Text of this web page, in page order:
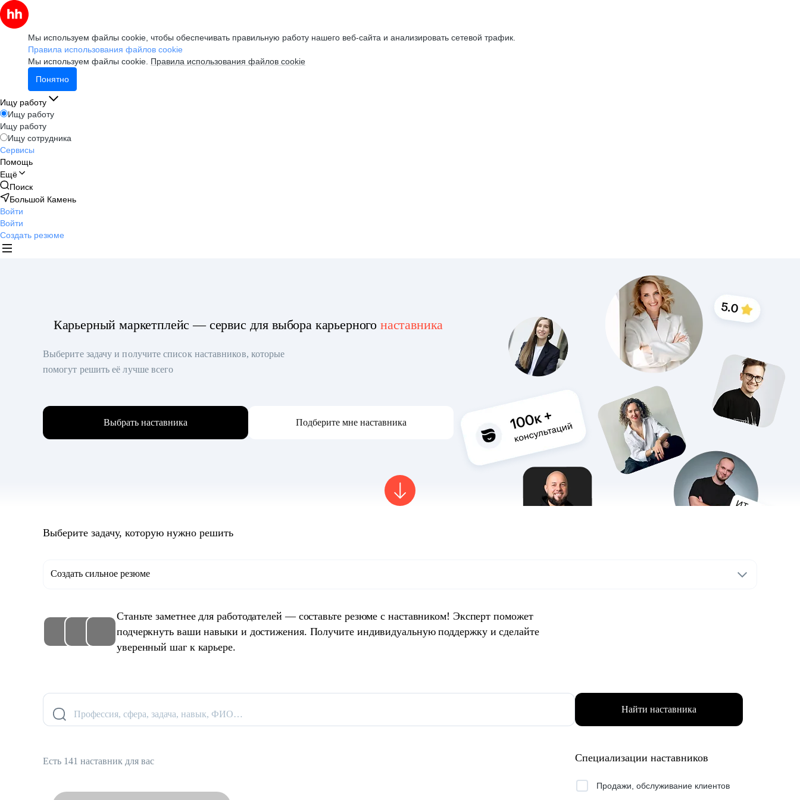
Мы используем файлы cookie, чтобы обеспечивать правильную работу нашего веб-сайта и анализировать сетевой трафик.
Правила использования файлов cookie
Мы используем файлы cookie. Правила использования файлов cookie
Понятно
Ищу работу
Ищу работу
Ищу работу
Ищу сотрудника
Сервисы
Помощь
Ещё
Поиск
Большой Камень
Войти
Войти
Создать резюме
Карьерный маркетплейс — сервис для выбора карьерного наставника
Выберите задачу и получите список наставников, которые
помогут решить её лучше всего
Выбрать наставника Подберите мне наставника
Выберите задачу, которую нужно решить
Создать сильное резюме
Станьте заметнее для работодателей — составьте резюме с наставником! Эксперт поможет
подчеркнуть ваши навыки и достижения. Получите индивидуальную поддержку и сделайте
уверенный шаг к карьере.
Профессия, сфера, задача, навык, ФИО… Найти наставника
Есть 141 наставник для вас Специализации наставников
Продажи, обслуживание клиентов